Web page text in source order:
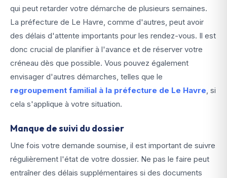
qui peut retarder votre démarche de plusieurs semaines.
La préfecture de Le Havre, comme d'autres, peut avoir
des délais d'attente importants pour les rendez-vous. Il est
donc crucial de planifier à l'avance et de réserver votre
créneau dès que possible. Vous pouvez également
envisager d'autres démarches, telles que le
regroupement familial à la préfecture de Le Havre, si
cela s'applique à votre situation.
Manque de suivi du dossier
Une fois votre demande soumise, il est important de suivre
régulièrement l'état de votre dossier. Ne pas le faire peut
entraîner des délais supplémentaires si des documents